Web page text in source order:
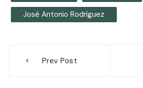
José Antonio Rodríguez
Prev Post